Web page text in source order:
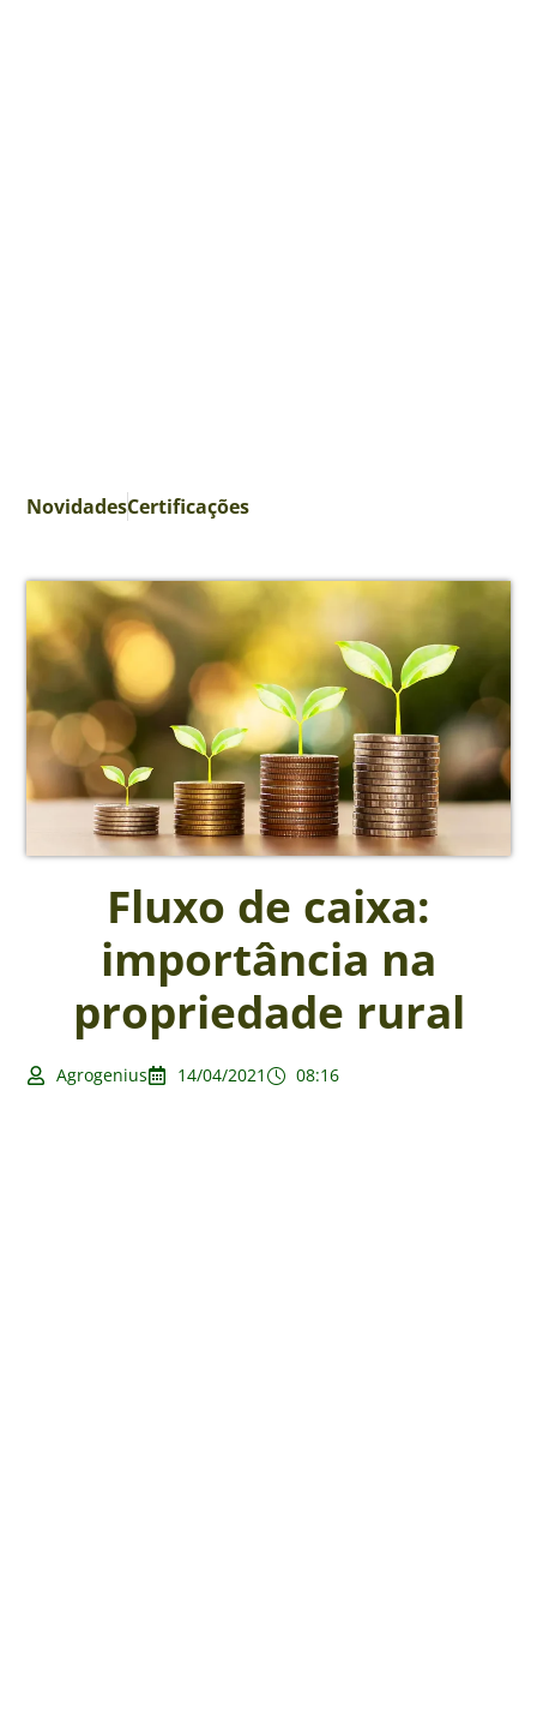
NovidadesCertificações
Fluxo de caixa:
importância na
propriedade rural
Agrogenius 14/04/2021 08:16